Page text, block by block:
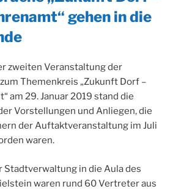
gehen in die
zweiten Veranstaltung der
Themenkreis „Zukunft Dorf –
am 29. Januar 2019 stand die
Vorstellungen und Anliegen, die
der Auftaktveranstaltung im Juli
waren.
Stadtverwaltung in die Aula des
waren rund 60 Vertreter aus